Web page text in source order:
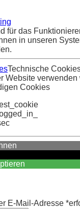
für das
in unseren
Technische
Website
Cookies
E-Mail-Adresse *